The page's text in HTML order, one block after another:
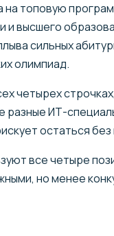
на топовую
высшего
сильных
олимпиад.
четырех
ИТ-
остаться
все четыре
но менее